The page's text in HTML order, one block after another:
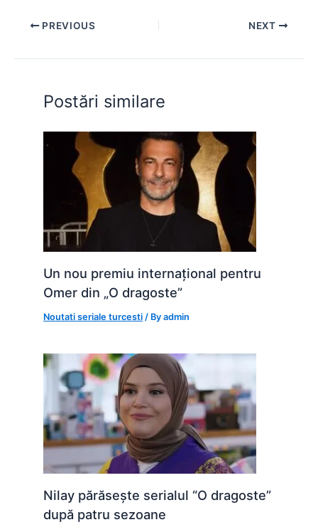
e
o
o
k
s
p
p
n
g
er
e
PREVIOUS NEXT
Postări similare
Un nou premiu internațional pentru
Omer din „O dragoste”
Noutati seriale turcesti / Byadmin
Nilay părăsește serialul “O dragoste”
după patru sezoane